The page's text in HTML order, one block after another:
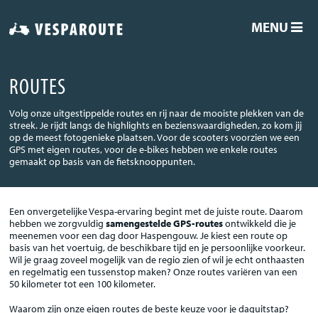
MENU
ROUTES
Volg onze uitgestippelde routes en rij naar de mooiste plekken van de
streek. Je rijdt langs de highlights en bezienswaardigheden, zo kom jij
op de meest fotogenieke plaatsen. Voor de scooters voorzien we een
GPS met eigen routes, voor de e-bikes hebben we enkele routes
gemaakt op basis van de fietsknooppunten.
Een onvergetelijke Vespa-ervaring begint met de juiste route. Daarom
hebben we zorgvuldigsamengestelde GPS-routesontwikkeld die je
meenemen voor een dag door Haspengouw. Je kiest een route op
basis van het voertuig, de beschikbare tijd en je persoonlijke voorkeur.
Wil je graag zoveel mogelijk van de regio zien of wil je echt onthaasten
en regelmatig een tussenstop maken? Onze routes variëren van een
50 kilometer tot een 100 kilometer.
Waarom zijn onze eigen routes de beste keuze voor je daguitstap?